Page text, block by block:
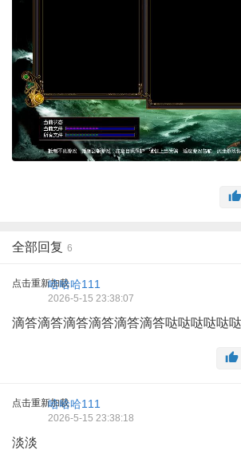
全部回复 6
点击重新加载哈哈哈111
2026-5-15 23:38:07
滴答滴答滴答滴答滴答滴答哒哒哒哒哒哒
点击重新加载哈哈哈111
2026-5-15 23:38:18
淡淡